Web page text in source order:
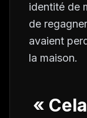
identité de
de
avaient
la maison.
«